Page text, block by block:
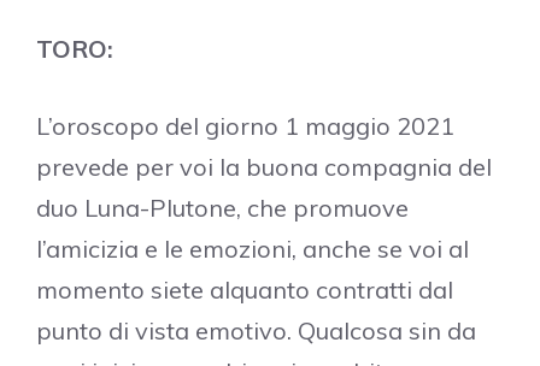
TORO:
L’oroscopo del giorno 1 maggio 2021
prevede per voi la buona compagnia del
duo Luna-Plutone, che promuove
l’amicizia e le emozioni, anche se voi al
momento siete alquanto contratti dal
punto di vista emotivo. Qualcosa sin da